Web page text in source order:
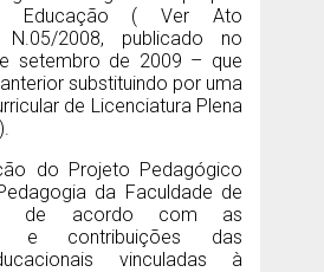
Educação ( Ver Ato
N.05/2008, publicado no
setembro de 2009 – que
substituindo por uma
de Licenciatura Plena
do Projeto Pedagógico
da Faculdade de
de acordo com as
e contribuições das
vinculadas à